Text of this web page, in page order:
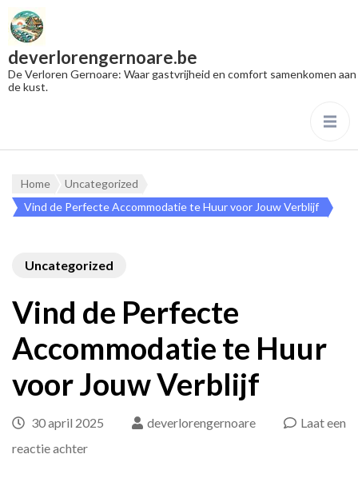
deverlorengernoare.be
De Verloren Gernoare: Waar gastvrijheid en comfort samenkomen aan
de kust.
Home
Uncategorized
Vind de Perfecte Accommodatie te Huur voor Jouw Verblijf
Uncategorized
Vind de Perfecte
Accommodatie te Huur
voor Jouw Verblijf
30 april 2025 deverlorengernoare
Laat een
reactie achterop